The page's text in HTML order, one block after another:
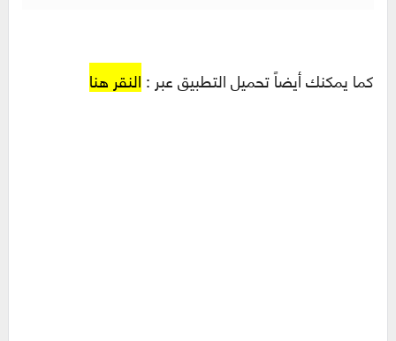
كما يمكنك أيضاً تحميل التطبيق عبر :النقر هنا